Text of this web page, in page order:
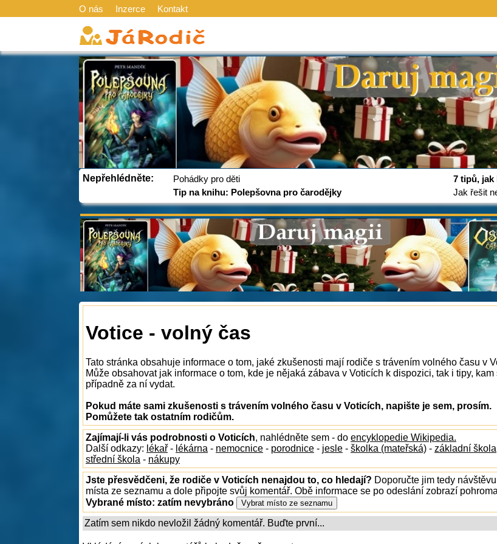
O nás Inzerce Kontakt
Nepřehlédněte:
Pohádky pro děti
Tip na knihu: Polepšovna pro čarodějky
7 tipů, jak
Jak řešit
Votice - volný čas
Tato stránka obsahuje informace o tom, jaké zkušenosti mají rodiče s trávením volného času v
Může obsahovat jak informace o tom, kde je nějaká zábava v Voticích k dispozici, tak i tipy, kam
případně za ní vydat.
Pokud máte sami zkušenosti s trávením volného času v Voticích, napište je sem, prosím.
Pomůžete tak ostatním rodičům.
Zajímají-li vás podrobnosti o Voticích, nahlédněte sem - do encyklopedie Wikipedia.
Další odkazy: lékař - lékárna - nemocnice - porodnice - jesle - školka (mateřská) - základní škola
střední škola - nákupy
Jste přesvědčeni, že rodiče v Voticích nenajdou to, co hledají? Doporučte jim tedy
místa ze seznamu a dole připojte svůj komentář. Obě informace se po odeslání zobrazí
Vybrané místo: zatím nevybráno
Zatím sem nikdo nevložil žádný komentář. Buďte první...